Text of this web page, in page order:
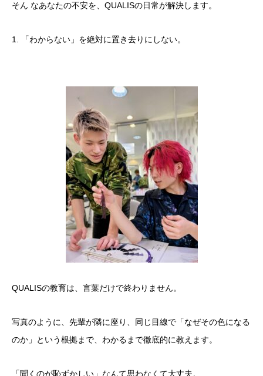
​そん なあなたの不安を、QUALISの日常が解決します。
​1. 「わからない」を絶対に置き去りにしない。
​QUALISの教育は、言葉だけで終わりません。
写真のように、先輩が隣に座り、同じ目線で「なぜその色になる
のか」という根拠まで、わかるまで徹底的に教えます。
​「聞くのが恥ずかしい」なんて思わなくて大丈夫。